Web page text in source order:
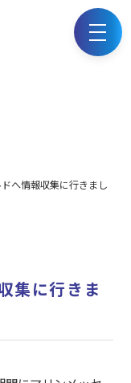
へ情報収集に行きまし
集に行きま